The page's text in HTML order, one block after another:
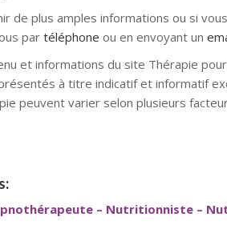
de plus amples informations ou si
partéléphone ou en envoyant un
et informations du site Thérapie
à titre indicatif et informatif
peuvent varier selon plusieurs
– Nutritionniste –